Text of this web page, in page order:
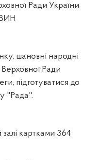
Ради України
шановні народні
Верховної Ради
підготуватися до
"Рада".
картками 364